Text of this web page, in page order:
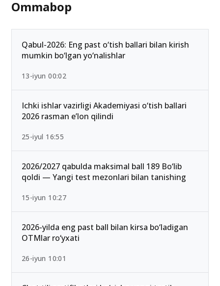
Ommabop
Qabul-2026: Eng past o‘tish ballari bilan kirish
mumkin bo‘lgan yo‘nalishlar
13-iyun 00:02
Ichki ishlar vazirligi Akademiyasi o‘tish ballari
2026 rasman e’lon qilindi
25-iyul 16:55
2026/2027 qabulda maksimal ball 189 Bo‘lib
qoldi — Yangi test mezonlari bilan tanishing
15-iyun 10:27
2026-yilda eng past ball bilan kirsa bo‘ladigan
OTMlar ro‘yxati